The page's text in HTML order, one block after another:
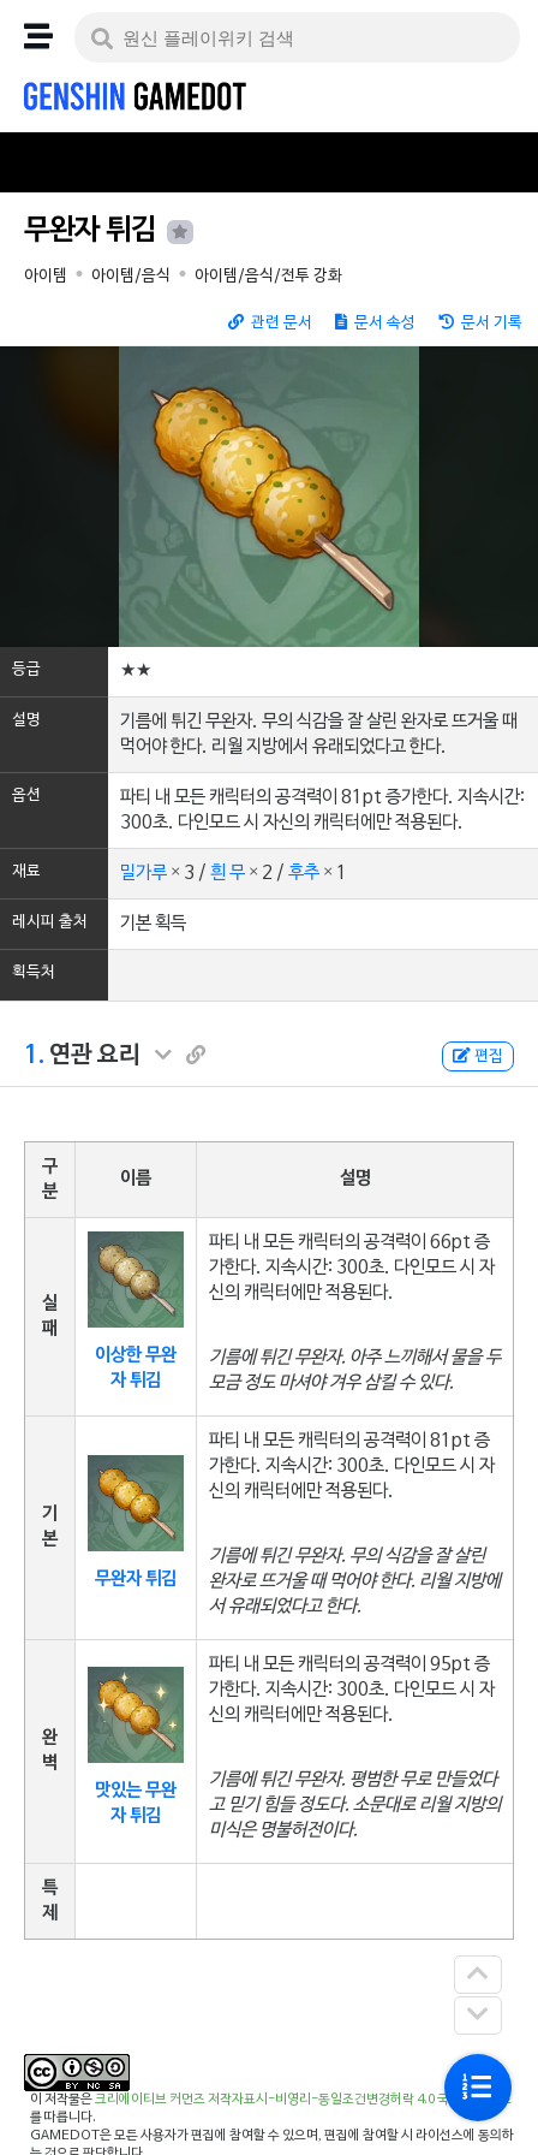
무완자 튀김
아이템 아이템/음식 아이템/음식/전투 강화
관련 문서 문서 속성 문서 기록
등급 ★★
설명
기름에 튀긴 무완자. 무의 식감을 잘 살린 완자로 뜨거울 때
먹어야 한다. 리월 지방에서 유래되었다고 한다.
옵션
파티 내 모든 캐릭터의 공격력이 81pt 증가한다. 지속시간:
300초. 다인모드 시 자신의 캐릭터에만 적용된다.
재료 밀가루× 3 / 흰 무× 2 / 후추× 1
레시피 출처 기본 획득
획득처
1. 연관 요리 편집
구
분
이름 설명
실
패
이상한 무완
자 튀김
파티 내 모든 캐릭터의 공격력이 66pt 증
가한다. 지속시간: 300초. 다인모드 시 자
신의 캐릭터에만 적용된다.
기름에 튀긴 무완자. 아주 느끼해서 물을 두
모금 정도 마셔야 겨우 삼킬 수 있다.
기
본
무완자 튀김
파티 내 모든 캐릭터의 공격력이 81pt 증
가한다. 지속시간: 300초. 다인모드 시 자
신의 캐릭터에만 적용된다.
기름에 튀긴 무완자. 무의 식감을 잘 살린
완자로 뜨거울 때 먹어야 한다. 리월 지방에
서 유래되었다고 한다.
완
벽
맛있는 무완
자 튀김
파티 내 모든 캐릭터의 공격력이 95pt 증
가한다. 지속시간: 300초. 다인모드 시 자
신의 캐릭터에만 적용된다.
기름에 튀긴 무완자. 평범한 무로 만들었다
고 믿기 힘들 정도다. 소문대로 리월 지방의
미식은 명불허전이다.
특
제
이 저작물은크리에이티브 커먼즈 저작자표시-비영리-동일조건변경허락 4.0 국제 라이선스
를 따릅니다.
GAMEDOT은 모든 사용자가 편집에 참여할 수 있으며, 편집에 참여할 시 라이선스에 동의하